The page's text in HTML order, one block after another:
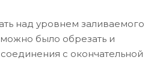
над уровнем заливаемого
было обрезать и
с окончательной